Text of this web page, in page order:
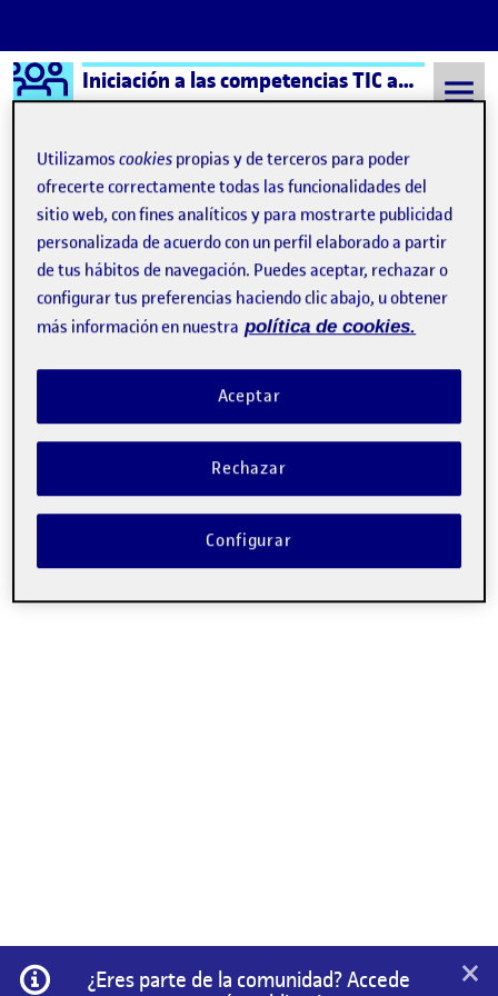
Saltar al contenido
Logo Ágora Iniciación a las competencias TIC aula 5
Semestre 20221 - Aula 5 Dominique Paret
Dominique Paret
Vídeo de presentación
Publicado por
Dominique Paret
Fecha de publicación
-comentario
2. ¡Nos organizamos y estructuramos el proyecto! …
Información
¿Eres parte de la comunidad? Accede
×
Utilizamoscookies propias y de terceros para poder
ofrecerte correctamente todas las funcionalidades del
sitio web, con fines analíticos y para mostrarte publicidad
personalizada de acuerdo con un perfil elaborado a partir
de tus hábitos de navegación. Puedes aceptar, rechazar o
configurar tus preferencias haciendo clic abajo, u obtener
más información en nuestra política de cookies.
Rechazar
Aceptar
Configurar